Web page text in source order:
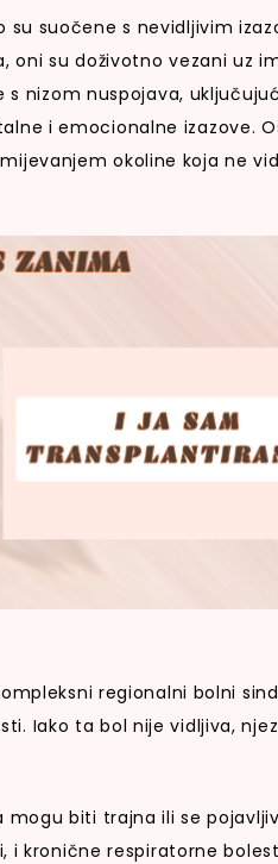
suočene s nevidljivim
su doživotno vezani uz
nizom nuspojava,
i emocionalne izazove.
okoline koja ne
regionalni bolni
Iako ta bol nije vidljiva,
biti trajna ili se
kronične respiratorne